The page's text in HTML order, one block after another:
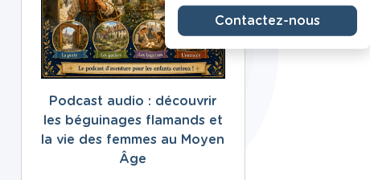
Podcast audio : découvrir
les béguinages flamands et
la vie des femmes au Moyen
Âge
Contactez-nous